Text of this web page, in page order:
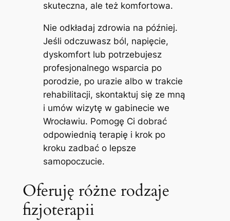
skuteczna, ale też komfortowa.
Nie odkładaj zdrowia na później.
Jeśli odczuwasz ból, napięcie,
dyskomfort lub potrzebujesz
profesjonalnego wsparcia po
porodzie, po urazie albo w trakcie
rehabilitacji, skontaktuj się ze mną
i umów wizytę w gabinecie we
Wrocławiu. Pomogę Ci dobrać
odpowiednią terapię i krok po
kroku zadbać o lepsze
samopoczucie.
Oferuję różne rodzaje
fizjoterapii